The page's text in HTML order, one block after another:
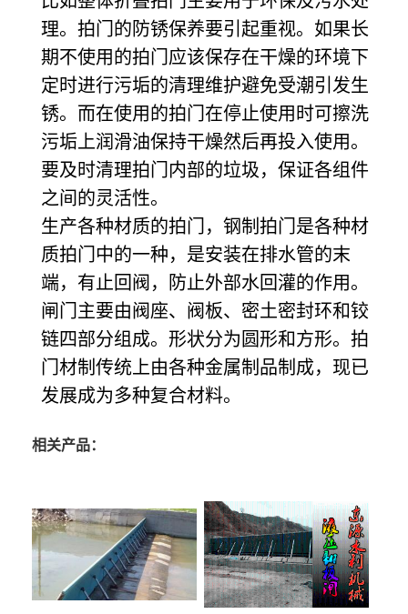
理。拍门的防锈保养要引起重视。如果长
期不使用的拍门应该保存在干燥的环境下
定时进行污垢的清理维护避免受潮引发生
锈。而在使用的拍门在停止使用时可擦洗
污垢上润滑油保持干燥然后再投入使用。
要及时清理拍门内部的垃圾，保证各组件
之间的灵活性。
生产各种材质的拍门，钢制拍门是各种材
质拍门中的一种，是安装在排水管的末
端，有止回阀，防止外部水回灌的作用。
闸门主要由阀座、阀板、密土密封环和铰
链四部分组成。形状分为圆形和方形。拍
门材制传统上由各种金属制品制成，现已
发展成为多种复合材料。
相关产品：